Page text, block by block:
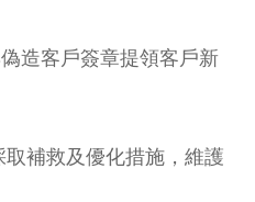
造客戶簽章提領客戶新
補救及優化措施，維護